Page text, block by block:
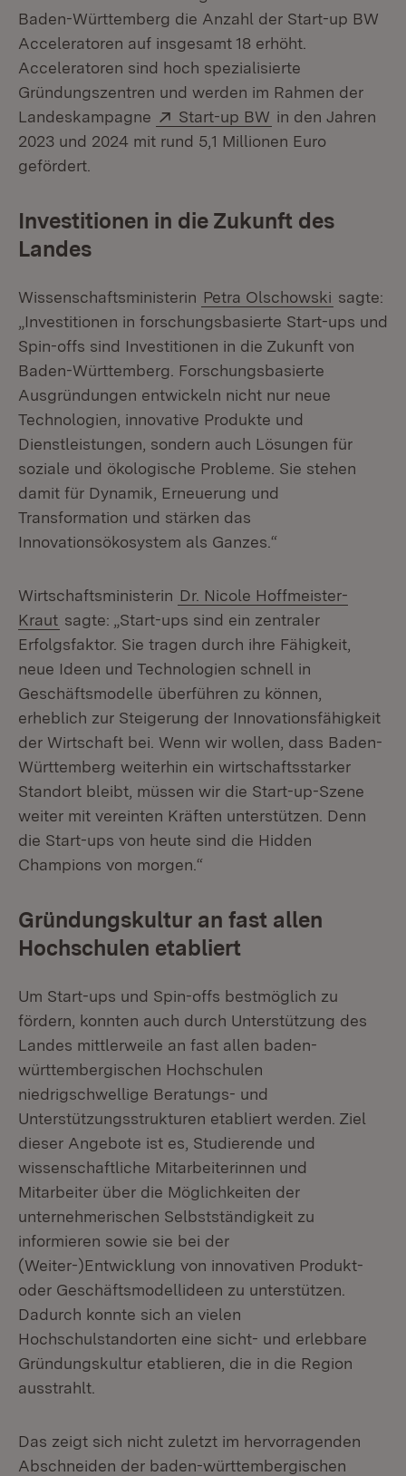
Baden-Württemberg die Anzahl der Start-up BW
Acceleratoren auf insgesamt 18 erhöht.
Acceleratoren sind hoch spezialisierte
Gründungszentren und werden im Rahmen der
Landeskampagne
Extern:
Start-up BW (Öffnet in neuem
in den Jahren
2023 und 2024 mit rund 5,1 Millionen Euro
gefördert.
Investitionen in die Zukunft des
Landes
Wissenschaftsministerin Petra Olschowski sagte:
„Investitionen in forschungsbasierte Start-ups und
Spin-offs sind Investitionen in die Zukunft von
Baden-Württemberg. Forschungsbasierte
Ausgründungen entwickeln nicht nur neue
Technologien, innovative Produkte und
Dienstleistungen, sondern auch Lösungen für
soziale und ökologische Probleme. Sie stehen
damit für Dynamik, Erneuerung und
Transformation und stärken das
Innovationsökosystem als Ganzes.“
Wirtschaftsministerin Dr. Nicole Hoffmeister-
Kraut sagte: „Start-ups sind ein zentraler
Erfolgsfaktor. Sie tragen durch ihre Fähigkeit,
neue Ideen und Technologien schnell in
Geschäftsmodelle überführen zu können,
erheblich zur Steigerung der Innovationsfähigkeit
der Wirtschaft bei. Wenn wir wollen, dass Baden-
Württemberg weiterhin ein wirtschaftsstarker
Standort bleibt, müssen wir die Start-up-Szene
weiter mit vereinten Kräften unterstützen. Denn
die Start-ups von heute sind die Hidden
Champions von morgen.“
Gründungskultur an fast allen
Hochschulen etabliert
Um Start-ups und Spin-offs bestmöglich zu
fördern, konnten auch durch Unterstützung des
Landes mittlerweile an fast allen baden-
württembergischen Hochschulen
niedrigschwellige Beratungs- und
Unterstützungsstrukturen etabliert werden. Ziel
dieser Angebote ist es, Studierende und
wissenschaftliche Mitarbeiterinnen und
Mitarbeiter über die Möglichkeiten der
unternehmerischen Selbstständigkeit zu
informieren sowie sie bei der
(Weiter-)Entwicklung von innovativen Produkt-
oder Geschäftsmodellideen zu unterstützen.
Dadurch konnte sich an vielen
Hochschulstandorten eine sicht- und erlebbare
Gründungskultur etablieren, die in die Region
ausstrahlt.
Das zeigt sich nicht zuletzt im hervorragenden
Abschneiden der baden-württembergischen